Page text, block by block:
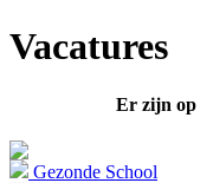
Vacatures
Er zijn op
Gezonde School